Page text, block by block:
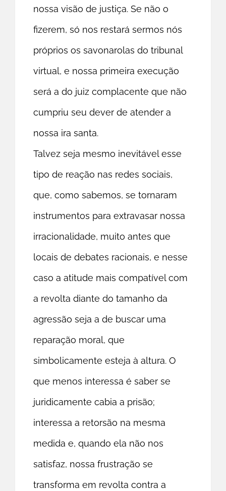
nossa visão de justiça. Se não o
fizerem, só nos restará sermos nós
próprios os savonarolas do tribunal
virtual, e nossa primeira execução
será a do juiz complacente que não
cumpriu seu dever de atender a
nossa ira santa.
Talvez seja mesmo inevitável esse
tipo de reação nas redes sociais,
que, como sabemos, se tornaram
instrumentos para extravasar nossa
irracionalidade, muito antes que
locais de debates racionais, e nesse
caso a atitude mais compatível com
a revolta diante do tamanho da
agressão seja a de buscar uma
reparação moral, que
simbolicamente esteja à altura. O
que menos interessa é saber se
juridicamente cabia a prisão;
interessa a retorsão na mesma
medida e, quando ela não nos
satisfaz, nossa frustração se
transforma em revolta contra a